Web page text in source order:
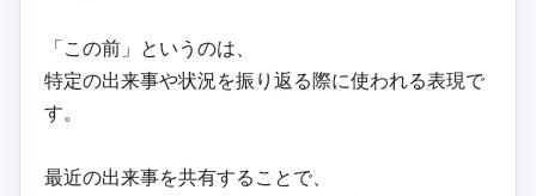
「この前」というのは、
特定の出来事や状況を振り返る際に使われる表現で
す。
最近の出来事を共有することで、